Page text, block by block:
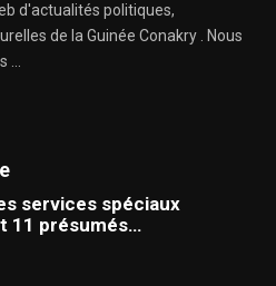
d'actualités politiques,
de la Guinée Conakry . Nous
...
services spéciaux
11 présumés…